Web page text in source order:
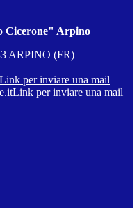
Cicerone" Arpino
ARPINO (FR)
Link per inviare una mail
Link per inviare una mail